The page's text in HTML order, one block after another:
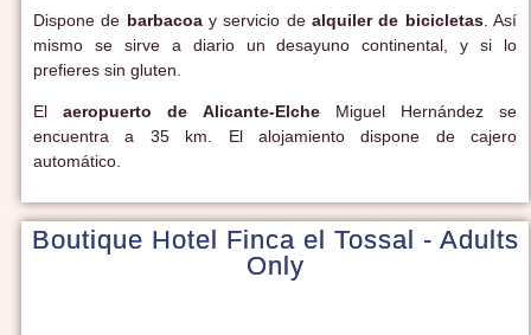
Dispone de barbacoay servicio dealquiler de bicicletas. Así
mismo se sirve a diario un desayuno continental, y si lo
prefieres sin gluten.
El aeropuerto de Alicante-ElcheMiguel Hernández se
encuentra a 35 km. El alojamiento dispone de cajero
automático.
Boutique Hotel Finca el Tossal - Adults
Only